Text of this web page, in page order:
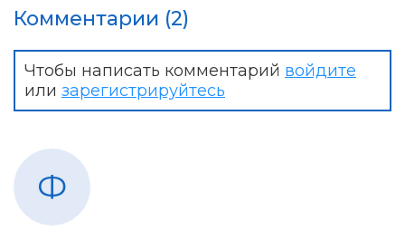
Комментарии (2)
Чтобы написать комментарий войдите
или зарегистрируйтесь
Ф